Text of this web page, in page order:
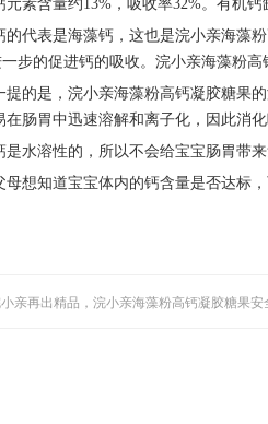
元素含量约13%，吸收率32%。 有机钙
的代表是海藻钙，这也是浣小亲海藻
步的促进钙的吸收。 浣小亲海藻粉高
提的是， 浣小亲海藻粉高钙凝胶糖果的
在肠胃中迅速溶解和离子化，因此消
是水溶性的，所以不会给宝宝肠胃带
母想知道宝宝体内的钙含量是否达标
小亲再出精品，浣小亲海藻粉高钙凝胶糖果